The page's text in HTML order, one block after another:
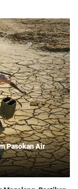
Pasokan Air